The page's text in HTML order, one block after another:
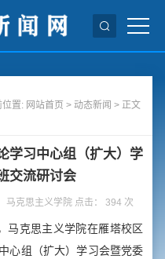
位置: 网站首页 >动态新闻 > 正文
学习中心组（扩大）学
交流研讨会
克思主义学院 点击： 394 次
克思主义学院在雁塔校区
心组（扩大）学习会暨党委